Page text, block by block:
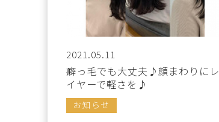
2021.05.11
癖っ毛でも大丈夫♪顔まわりにレ
イヤーで軽さを♪
お知らせ